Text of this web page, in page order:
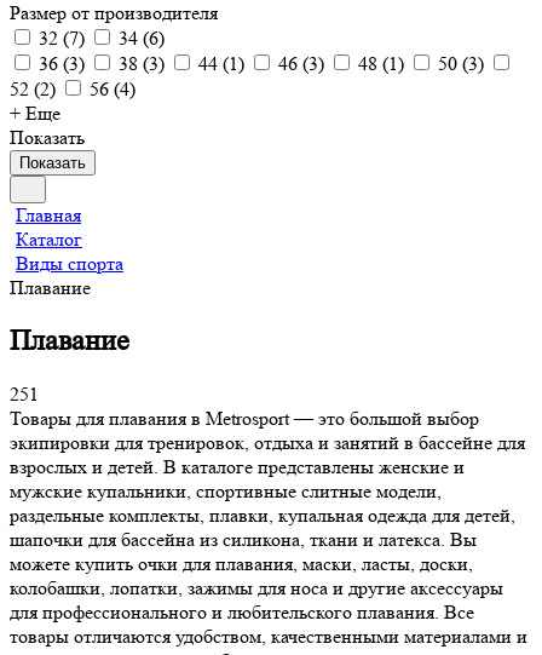
Размер от производителя
32 (7) 34 (6)
36 (3) 38 (3) 44 (1) 46 (3) 48 (1) 50 (3)
52 (2) 56 (4)
+ Еще
Показать
Показать
Главная
Каталог
Виды спорта
Плавание
Плавание
251
Товары для плавания в Metrosport — это большой выбор
экипировки для тренировок, отдыха и занятий в бассейне для
взрослых и детей. В каталоге представлены женские и
мужские купальники, спортивные слитные модели,
раздельные комплекты, плавки, купальная одежда для детей,
шапочки для бассейна из силикона, ткани и латекса. Вы
можете купить очки для плавания, маски, ласты, доски,
колобашки, лопатки, зажимы для носа и другие аксессуары
для профессионального и любительского плавания. Все
товары отличаются удобством, качественными материалами и